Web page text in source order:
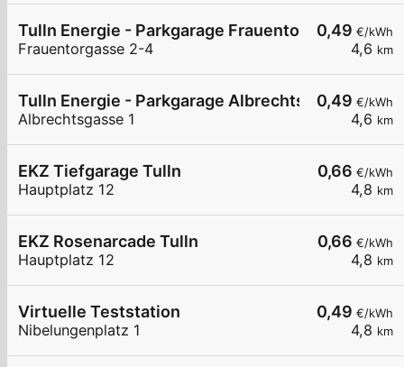
0,49 €/kWh
4,6 km
Tulln Energie - Parkgarage Frauentorgasse
Frauentorgasse 2-4
0,49 €/kWh
4,6 km
Tulln Energie - Parkgarage Albrechtsgasse
Albrechtsgasse 1
0,66 €/kWh
4,8 km
EKZ Tiefgarage Tulln
Hauptplatz 12
0,66 €/kWh
4,8 km
EKZ Rosenarcade Tulln
Hauptplatz 12
0,49 €/kWh
4,8 km
Virtuelle Teststation
Nibelungenplatz 1